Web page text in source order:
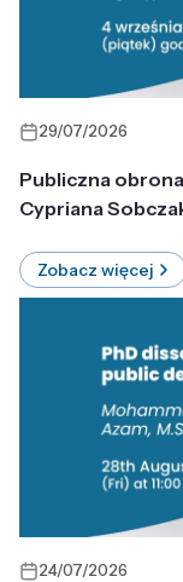
29/07/2026
Publiczna
Cypriana
Zobacz więcej
24/07/2026